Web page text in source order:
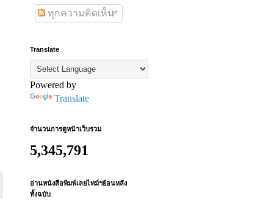
ทุกความคิดเห็น
Translate
Powered by
Translate
จำนวนการดูหน้าเว็บรวม
5,345,791
อ่านหนังสือพิมพ์เลยไทม์ฯย้อนหลัง
ทั้งฉบับ